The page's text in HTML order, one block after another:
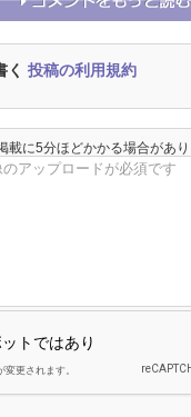
く 投稿の利用規約
載に5分ほどかかる場合があ